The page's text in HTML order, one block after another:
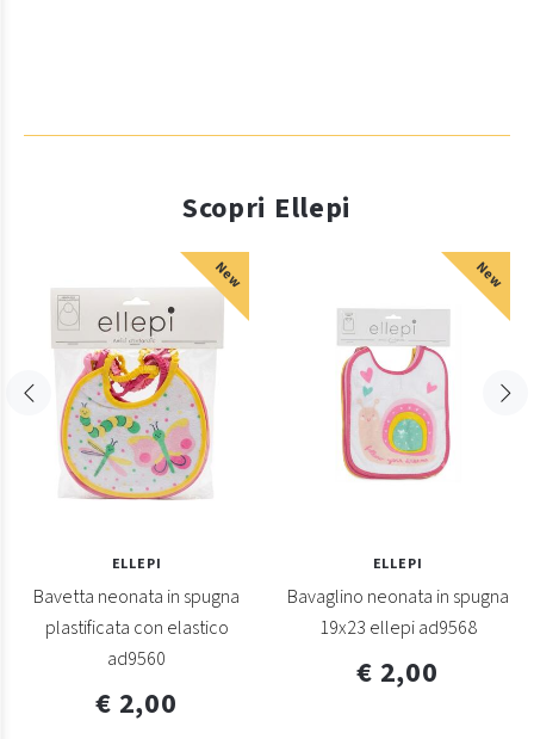
Scopri Ellepi
New
ELLEPI
Bavetta neonata in spugna
plastificata con elastico
ad9560
€ 2,00
New
ELLEPI
Bavaglino neonata in spugna
19x23 ellepi ad9568
€ 2,00